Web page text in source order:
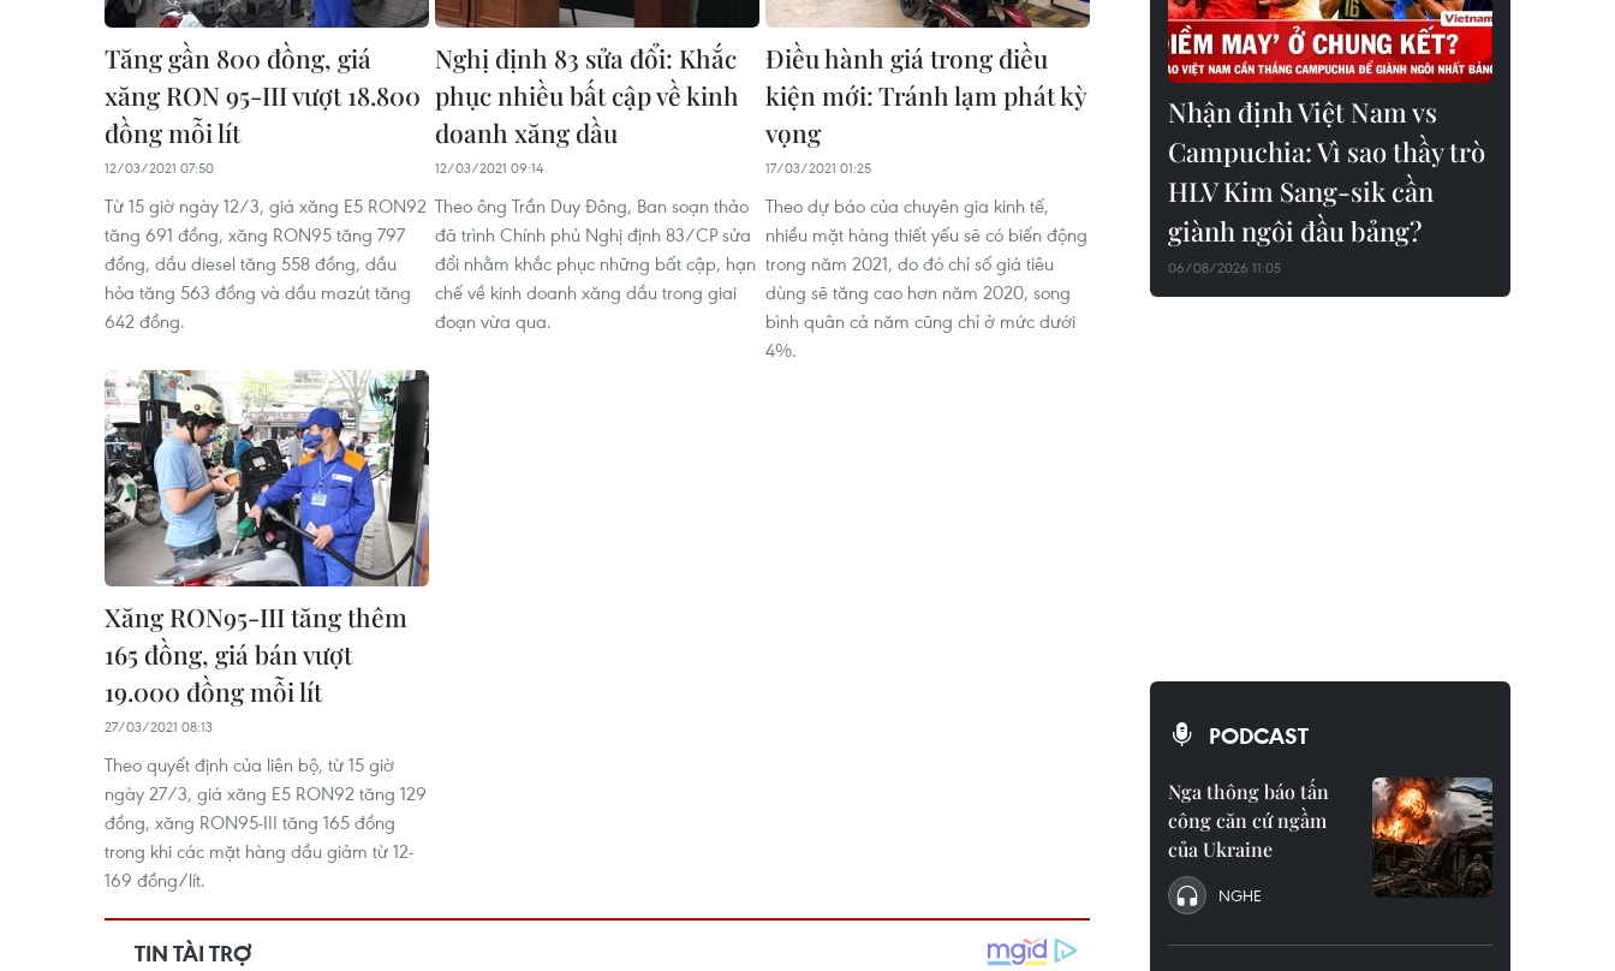
Tăng gần 800 đồng, giá
xăng RON 95-III vượt 18.800
đồng mỗi lít
12/03/2021 07:50
Từ 15 giờ ngày 12/3, giá xăng E5 RON92
tăng 691 đồng, xăng RON95 tăng 797
đồng, dầu diesel tăng 558 đồng, dầu
hỏa tăng 563 đồng và dầu mazút tăng
642 đồng.
Nghị định 83 sửa đổi: Khắc
phục nhiều bất cập về kinh
doanh xăng dầu
12/03/2021 09:14
Theo ông Trần Duy Đông, Ban soạn thảo
đã trình Chính phủ Nghị định 83/CP sửa
đổi nhằm khắc phục những bất cập, hạn
chế về kinh doanh xăng dầu trong giai
đoạn vừa qua.
Điều hành giá trong điều
kiện mới: Tránh lạm phát kỳ
vọng
17/03/2021 01:25
Theo dự báo của chuyên gia kinh tế,
nhiều mặt hàng thiết yếu sẽ có biến động
trong năm 2021, do đó chỉ số giá tiêu
dùng sẽ tăng cao hơn năm 2020, song
bình quân cả năm cũng chỉ ở mức dưới
4%.
Xăng RON95-III tăng thêm
165 đồng, giá bán vượt
19.000 đồng mỗi lít
27/03/2021 08:13
Theo quyết định của liên bộ, từ 15 giờ
ngày 27/3, giá xăng E5 RON92 tăng 129
đồng, xăng RON95-III tăng 165 đồng
trong khi các mặt hàng dầu giảm từ 12-
169 đồng/lít.
Nhận định Việt Nam vs
Campuchia: Vì sao thầy trò
HLV Kim Sang-sik cần
giành ngôi đầu bảng?
06/08/2026 11:05
PODCAST
Nga thông báo tấn
công căn cứ ngầm
của Ukraine
NGHE